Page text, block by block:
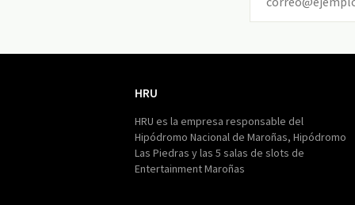
HRU
HRU es la empresa responsable del
Hipódromo Nacional de Maroñas, Hipódromo
Las Piedras y las 5 salas de slots de
Entertainment Maroñas